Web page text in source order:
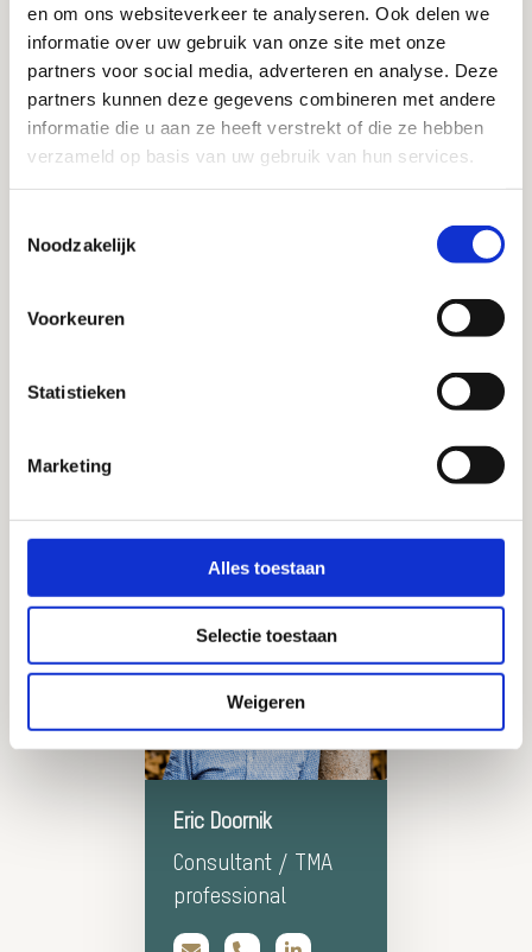
en om ons websiteverkeer te analyseren. Ook delen we
informatie over uw gebruik van onze site met onze
partners voor social media, adverteren en analyse. Deze
partners kunnen deze gegevens combineren met andere
informatie die u aan ze heeft verstrekt of die ze hebben
verzameld op basis van uw gebruik van hun services.
Noodzakelijk
Voorkeuren
Statistieken
Marketing
Alles toestaan
Selectie toestaan
Weigeren
van dit seminar heb je concrete handvatten om
Generatieve AI onderdeel te maken van jouw
groeistrategie!
Over Dr. Frieda van Belle
Dr. Frieda van Belle is onafhankelijk consultant en
transformatie. Met Fysje Consulting helpt zij
bedrijfsgroei en veranderingen effectief door te voeren.
Frieda startte haar carrière bij McKinsey & Company. Ze
promoveerde in de natuurkunde aan de Universiteit van
Cambridge en combineert haar passie voor technologie
Er de volgende keer bij
zijn? Bel Eric!
informatie
Over:
Eric
Eric Doornik
Consultant / TMA
professional